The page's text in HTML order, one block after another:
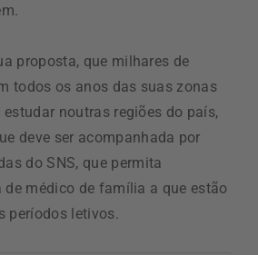
proposta, que milhares de
todos os anos das suas zonas
noutras regiões do país,
deve ser acompanhada por
do SNS, que permita
médico de família a que estão
períodos letivos.